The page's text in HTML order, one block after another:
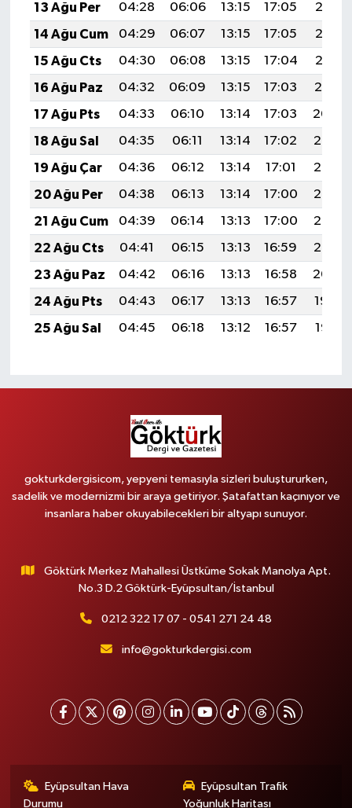
13 Ağu Per
04:28 06:06 13:15 17:05
20:15
14 Ağu Cum
04:29 06:07 13:15 17:05
20:13
15 Ağu Cts
04:30 06:08 13:15 17:04
20:12
16 Ağu Paz
04:32 06:09 13:15 17:03
20:10
17 Ağu Pts
04:33 06:10 13:14 17:03
20:09
18 Ağu Sal
04:35 06:11 13:14 17:02
20:08
19 Ağu Çar
04:36 06:12 13:14 17:01
20:06
20 Ağu Per
04:38 06:13 13:14 17:00
20:05
21 Ağu Cum
04:39 06:14 13:13 17:00
20:03
22 Ağu Cts
04:41 06:15 13:13 16:59
20:02
23 Ağu Paz
04:42 06:16 13:13 16:58
20:00
24 Ağu Pts
04:43 06:17 13:13 16:57
19:59
25 Ağu Sal
04:45 06:18 13:12 16:57 19:57
gokturkdergisicom, yepyeni temasıyla sizleri buluştururken,
sadelik ve modernizmi bir araya getiriyor. Şatafattan kaçınıyor ve
insanlara haber okuyabilecekleri bir altyapı sunuyor.
Göktürk Merkez Mahallesi Üstküme Sokak Manolya Apt.
No.3 D.2 Göktürk-Eyüpsultan/İstanbul
0212 322 17 07 - 0541 271 24 48
info@gokturkdergisi.com
Eyüpsultan Hava
Durumu
Eyüpsultan Trafik
Yoğunluk Haritası